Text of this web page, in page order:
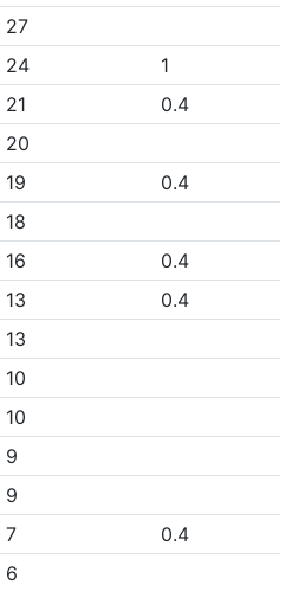
27
24
1
21
0.4
20
19
0.4
18
16
0.4
13
0.4
13
10
10
9
9
7
0.4
6